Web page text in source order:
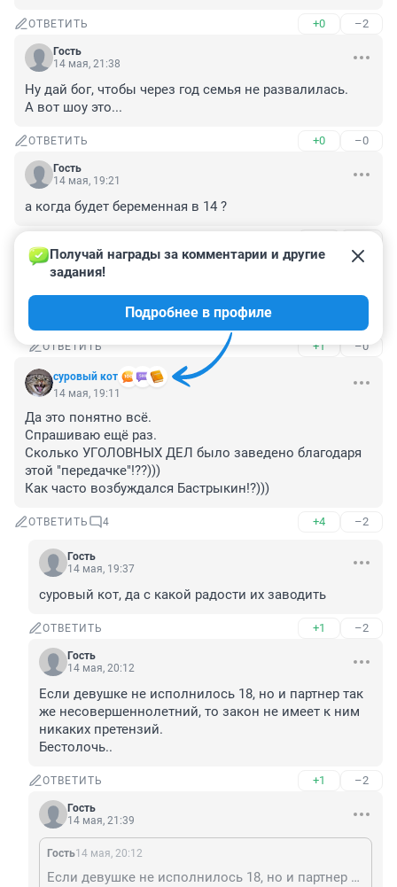
ОТВЕТИТЬ +0 –2
Гость
14 мая, 21:38
Ну дай бог, чтобы через год семья не развалилась.
А вот шоу это...
ОТВЕТИТЬ +0 –0
Гость
14 мая, 19:21
а когда будет беременная в 14 ?
Гость
Гость, в 12 уже рожают
ОТВЕТИТЬ +1 –0
суровый кот
Получай награды за комментарии и другие
задания!
Подробнее в профиле
14 мая, 19:11
Да это понятно всё.
Спрашиваю ещё раз.
Сколько УГОЛОВНЫХ ДЕЛ было заведено благодаря
этой "передачке"!??)))
Как часто возбуждался Бастрыкин!?)))
ОТВЕТИТЬ 4 +4 –2
Гость
14 мая, 19:37
суровый кот, да с какой радости их заводить
ОТВЕТИТЬ +1 –2
Гость
14 мая, 20:12
Если девушке не исполнилось 18, но и партнер так
же несовершеннолетний, то закон не имеет к ним
никаких претензий.
Бестолочь..
ОТВЕТИТЬ +1 –2
Гость
14 мая, 21:39
Гость14 мая, 20:12
Если девушке не исполнилось 18, но и партнер так же несовершеннолетний, то закон не имеет к ним никаких претензий. Бестолочь..